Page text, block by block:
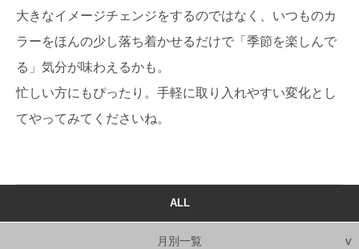
大きなイメージチェンジをするのではなく、いつものカ
ラーをほんの少し落ち着かせるだけで「季節を楽しんで
る」気分が味わえるかも。
忙しい方にもぴったり。手軽に取り入れやすい変化とし
てやってみてくださいね。
ALL
月別一覧